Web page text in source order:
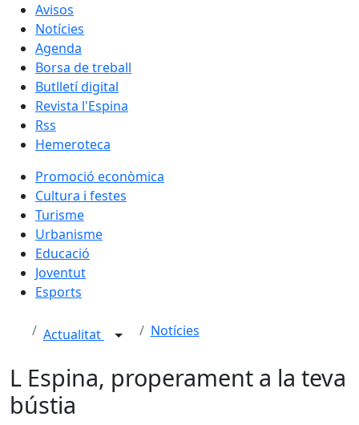
Avisos
Notícies
Agenda
Borsa de treball
Butlletí digital
Revista l'Espina
Rss
Hemeroteca
Promoció econòmica
Cultura i festes
Turisme
Urbanisme
Educació
Joventut
Esports
Actualitat Notícies
L Espina, properament a la teva
bústia